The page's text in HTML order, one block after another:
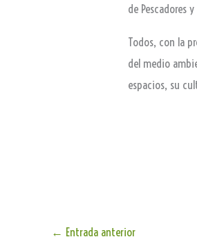
de Pescadores
Todos, con la
del medio
espacios, su
← Entrada anterior